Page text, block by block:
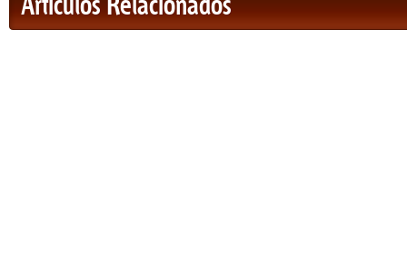
Artículos Relacionados